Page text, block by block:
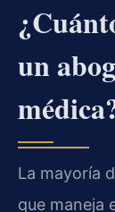
un
La mayoría
que maneja